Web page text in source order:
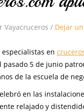
Vayacruceros / Dejar
especialistas en
5 de junio
de la escuela de
en las
relajado y